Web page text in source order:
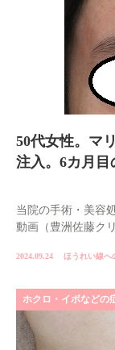
50代女性。マ
注入。6カ月目
当院の手術・美容
動画（豊洲佐藤ク
2024.09.24 ほうれい線へ
ホクロ・イボなどの